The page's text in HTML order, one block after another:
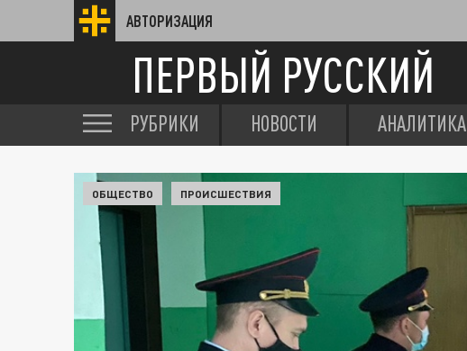
АВТОРИЗАЦИЯ
ПЕРВЫЙ РУССКИЙ
РУБРИКИ НОВОСТИ АНАЛИТИКА
ОБЩЕСТВО ПРОИСШЕСТВИЯ